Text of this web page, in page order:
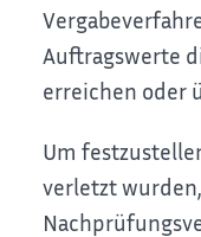
Auftragswerte
erreichen oder
Um
verletzt